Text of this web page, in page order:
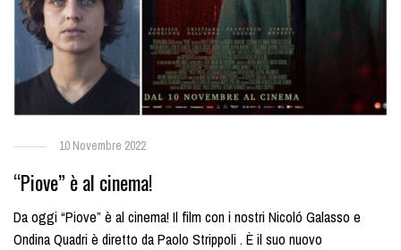
10 Novembre 2022
“Piove” è al cinema!
Da oggi “Piove” è al cinema! Il film con i nostri Nicoló Galasso e
Ondina Quadri è diretto da Paolo Strippoli . È il suo nuovo